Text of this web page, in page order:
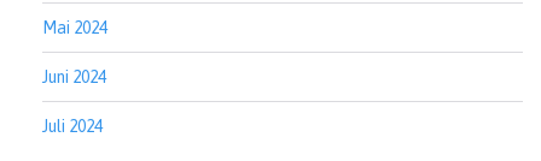
Mai 2024
Juni 2024
Juli 2024